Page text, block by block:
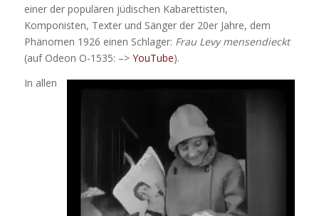
einer der populären jüdischen Kabarettisten,
Komponisten, Texter und Sänger der 20er Jahre, dem
Phänomen 1926 einen Schlager: Frau Levy mensendieckt
(auf Odeon O-1535: –> YouTube).
In allen